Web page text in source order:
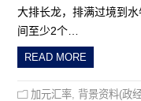
大排长龙，排满过境到
间至少2个…
READ MORE
加元汇率 背景资料(政